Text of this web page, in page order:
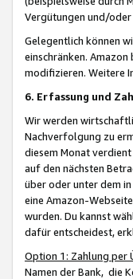
Vergütungen und/
Gelegentlich können
einschränken.
modifizieren. Weitere
6. Erfassung und
Wir werden
Nachverfolgung zu
diesem Monat
auf den nächsten
über oder unter dem
eine Amazon-
wurden. Du kannst
dafür entscheidest,
Option 1: Zahlung per
Namen der Bank, die